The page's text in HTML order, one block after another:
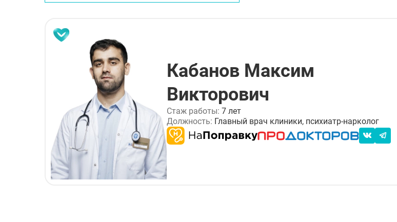
Кабанов Максим
Викторович
Стаж работы:7 лет
Должность: Главный врач клиники, психиатр-нарколог